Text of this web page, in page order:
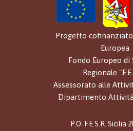
Progetto
Europea
Fondo Europeo di
Regionale
Assessorato alle
Dipartimento
P.O. F.E.S.R. Sicilia